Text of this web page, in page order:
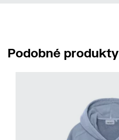
Podobné produkty